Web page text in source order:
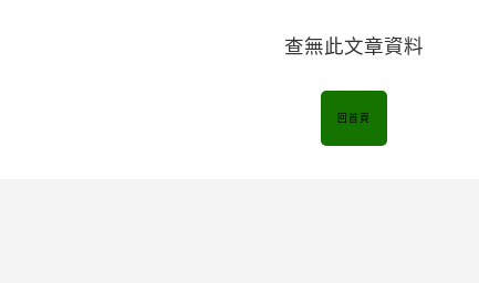
查無此文章資料
回首頁